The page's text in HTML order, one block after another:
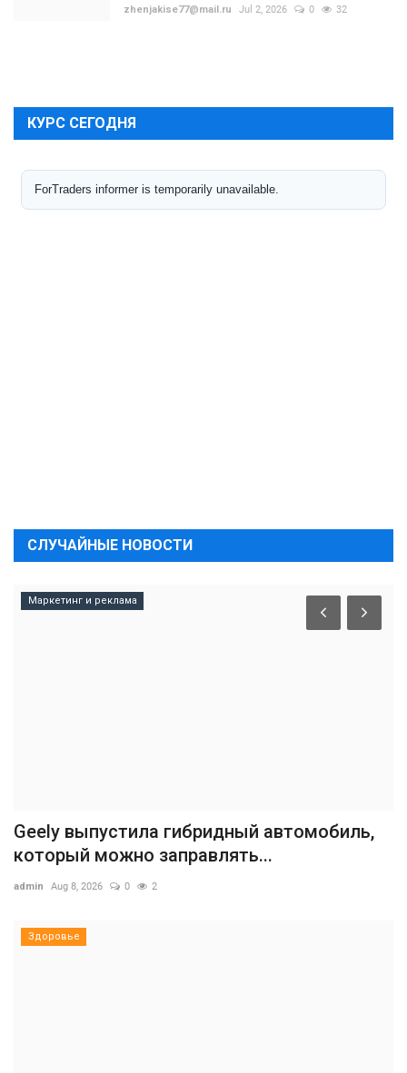
zhenjakise77@mail.ru Jul 2, 2026 0 32
КУРС СЕГОДНЯ
СЛУЧАЙНЫЕ НОВОСТИ
Маркетинг и реклама
Geely выпустила гибридный автомобиль,
который можно заправлять...
admin Aug 8, 2026 0 2
Здоровье